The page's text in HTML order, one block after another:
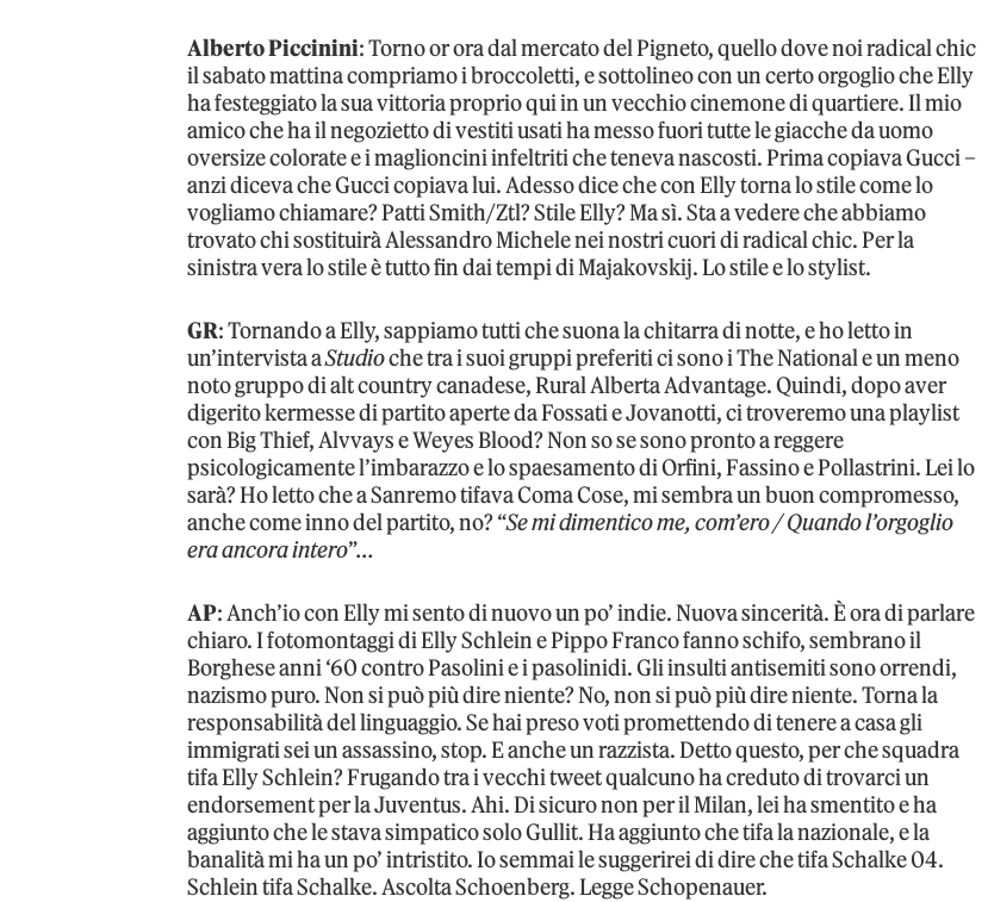
Alberto Piccinini: Torno or ora dal mercato del Pigneto, quello dove noi radical chic
il sabato mattina compriamo i broccoletti, e sottolineo con un certo orgoglio che Elly
ha festeggiato la sua vittoria proprio qui in un vecchio cinemone di quartiere. Il mio
amico che ha il negozietto di vestiti usati ha messo fuori tutte le giacche da uomo
oversize colorate e i maglioncini infeltriti che teneva nascosti. Prima copiava Gucci –
anzi diceva che Gucci copiava lui. Adesso dice che con Elly torna lo stile come lo
vogliamo chiamare? Patti Smith/Ztl? Stile Elly? Ma sì. Sta a vedere che abbiamo
trovato chi sostituirà Alessandro Michele nei nostri cuori di radical chic. Per la
sinistra vera lo stile è tutto fin dai tempi di Majakovskij. Lo stile e lo stylist.
GR: Tornando a Elly, sappiamo tutti che suona la chitarra di notte, e ho letto in
un’intervista aStudioche tra i suoi gruppi preferiti ci sono i The National e un meno
noto gruppo di alt country canadese, Rural Alberta Advantage. Quindi, dopo aver
digerito kermesse di partito aperte da Fossati e Jovanotti, ci troveremo una playlist
con Big Thief, Alvvays e Weyes Blood? Non so se sono pronto a reggere
psicologicamente l’imbarazzo e lo spaesamento di Orfini, Fassino e Pollastrini. Lei lo
sarà? Ho letto che a Sanremo tifava Coma Cose, mi sembra un buon compromesso,
anche come inno del partito, no? “Se mi dimentico me, com’ero / Quando l’orgoglio
era ancora intero”…
AP: Anch’io con Elly mi sento di nuovo un po’ indie. Nuova sincerità. È ora di parlare
chiaro. I fotomontaggi di Elly Schlein e Pippo Franco fanno schifo, sembrano il
Borghese anni ‘60 contro Pasolini e i pasolinidi. Gli insulti antisemiti sono orrendi,
nazismo puro. Non si può più dire niente? No, non si può più dire niente. Torna la
responsabilità del linguaggio. Se hai preso voti promettendo di tenere a casa gli
immigrati sei un assassino, stop. E anche un razzista. Detto questo, per che squadra
tifa Elly Schlein? Frugando tra i vecchi tweet qualcuno ha creduto di trovarci un
endorsement per la Juventus. Ahi. Di sicuro non per il Milan, lei ha smentito e ha
aggiunto che le stava simpatico solo Gullit. Ha aggiunto che tifa la nazionale, e la
banalità mi ha un po’ intristito. Io semmai le suggerirei di dire che tifa Schalke 04.
Schlein tifa Schalke. Ascolta Schoenberg. Legge Schopenauer.